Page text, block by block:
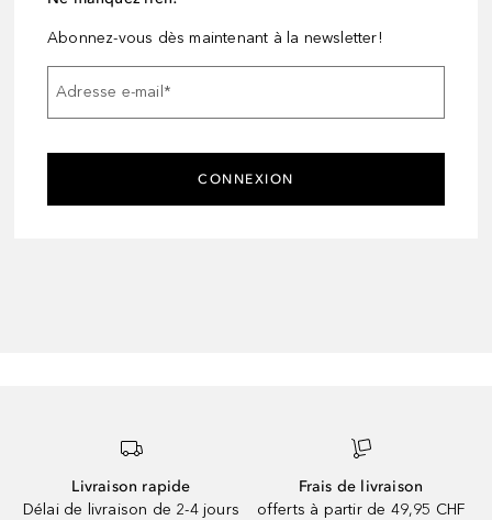
Abonnez-vous dès maintenant à la newsletter!
Adresse e-mail*
CONNEXION
Livraison rapide
Délai de livraison de 2-4 jours
Frais de livraison
offerts à partir de 49,95 CHF